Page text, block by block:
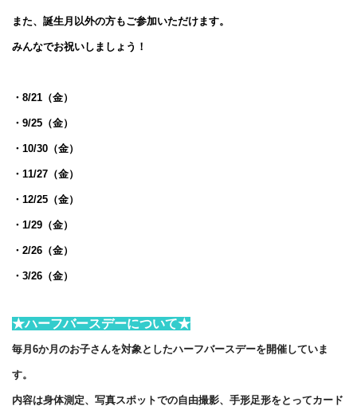
また、誕生月以外の方もご参加いただけます。
みんなでお祝いしましょう！
・8/21（金）
・9/25（金）
・10/30（金）
・11/27（金）
・12/25（金）
・1/29（金）
・2/26（金）
・3/26（金）
★ハーフバースデーについて★
毎月6か月のお子さんを対象としたハーフバースデーを開催していま
す。
内容は身体測定、写真スポットでの自由撮影、手形足形をとってカード